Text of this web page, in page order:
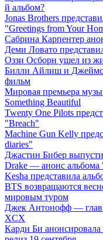
й альбом?
Jonas Brothers
"Greetings from Your
Сабрина Карпентер
Деми Ловато
Оззи Осборн ушел из
Билли Айлиш и Джеймс
фильм
Мировая премьера
Something Beautiful
Twenty One Pilots
"Breach"
Machine Gun Kelly
diaries"
Джастин Бибер
Drake — анонс
Kesha представила
BTS возвращаются
мировым туром
Джек Антонофф —
XCX
Карди Би